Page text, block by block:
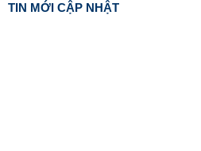
TIN MỚI CẬP NHẬT